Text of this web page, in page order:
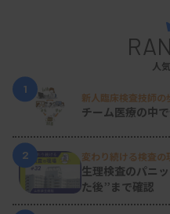
人
1
新人臨床検査技師
チーム医療の中
2 変わり続ける検査
生理検査のパニ
た後”まで確認